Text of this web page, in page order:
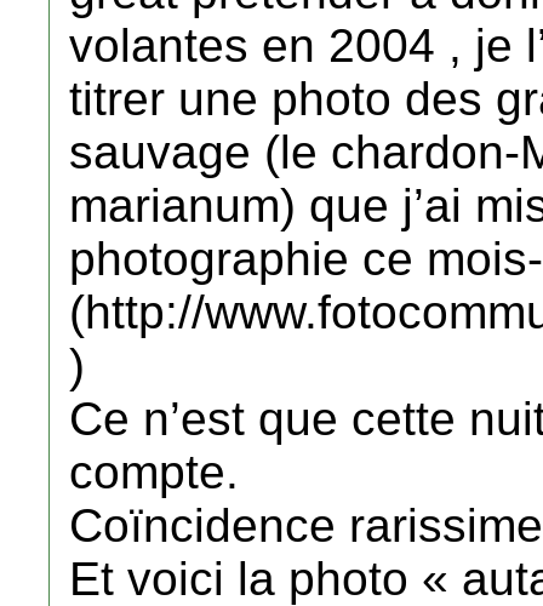
volantes en 2004 , je
titrer une photo des
sauvage (le chardon-
marianum) que j’ai
photographie ce
(http://
)
Ce n’est que cette
compte.
Coïncidence
Et voici la photo «